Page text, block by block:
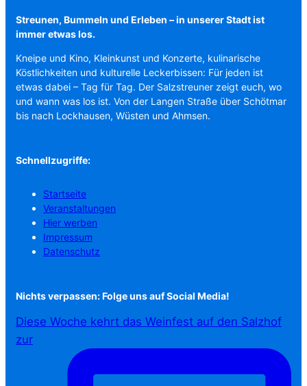
Streunen, Bummeln und Erleben – in unserer Stadt ist
immer etwas los.
Kneipe und Kino, Kleinkunst und Konzerte, kulinarische
Köstlichkeiten und kulturelle Leckerbissen: Für jeden ist
etwas dabei – Tag für Tag. Der Salzstreuner zeigt euch, wo
und wann was los ist. Von der Langen Straße über Schötmar
bis nach Lockhausen, Wüsten und Ahmsen.
Schnellzugriffe:
Startseite
Veranstaltungen
Hier werben
Impressum
Datenschutz
Nichts verpassen: Folge uns auf Social Media!
Diese Woche kehrt das Weinfest auf den Salzhof
zur